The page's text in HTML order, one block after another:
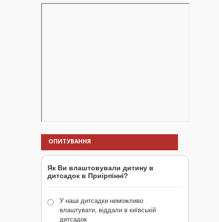
ОПИТУВАННЯ
Як Ви влаштовували дитину в
дитсадок в Приірпінні?
У наші дитсадки неможливо
влаштувати, віддали в київській
дитсадок